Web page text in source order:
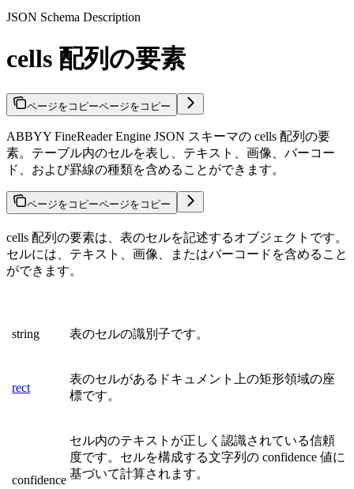
JSON Schema Description
cells 配列の要素
ページをコピーページをコピー
ABBYY FineReader Engine JSON スキーマの cells 配列の要
素。テーブル内のセルを表し、テキスト、画像、バーコー
ド、および罫線の種類を含めることができます。
ページをコピーページをコピー
cells 配列の要素は、表のセルを記述するオブジェクトです。
セルには、テキスト、画像、またはバーコードを含めること
ができます。
string 表のセルの識別子です。
rect
表のセルがあるドキュメント上の矩形領域の座
標です。
confidence
セル内のテキストが正しく認識されている信頼
度です。セルを構成する文字列の confidence 値に
基づいて計算されます。